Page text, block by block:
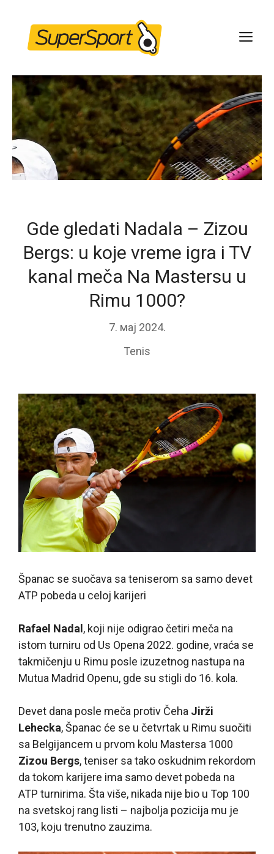
content
Gde gledati Nadala – Zizou
Bergs: u koje vreme igra i TV
kanal meča Na Mastersu u
Rimu 1000?
7. мај 2024.
Tenis
Španac se suočava sa teniserom sa samo devet
ATP pobeda u celoj karijeri
Rafael Nadal , koji nije odigrao četiri meča na
istom turniru od Us Opena 2022. godine, vraća se
takmičenju u Rimu posle izuzetnog nastupa na
Mutua Madrid Openu, gde su stigli do 16. kola.
Devet dana posle meča protiv Čeha Jirži
Lehecka, Španac će se u četvrtak u Rimu suočiti
sa Belgijancem u prvom kolu Mastersa 1000
Zizou Bergs, teniser sa tako oskudnim rekordom
da tokom karijere ima samo devet pobeda na
ATP turnirima. Šta više, nikada nije bio u Top 100
na svetskoj rang listi – najbolja pozicija mu je
103, koju trenutno zauzima.